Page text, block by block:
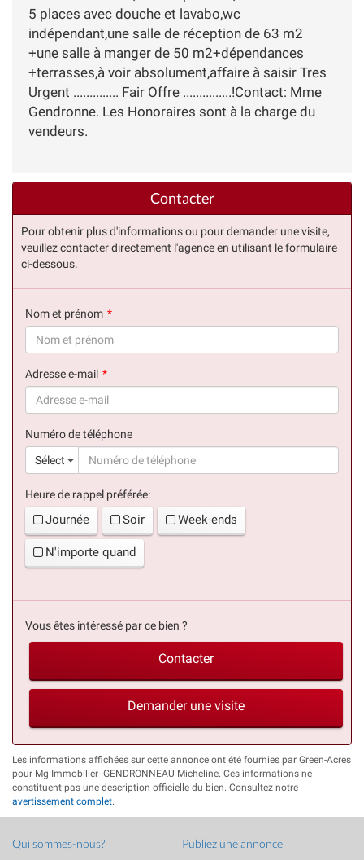
5 places avec douche et lavabo,wc
indépendant,une salle de réception de 63 m2
+une salle à manger de 50 m2+dépendances
+terrasses,à voir absolument,affaire à saisir Tres
Urgent .............. Fair Offre ...............!Contact: Mme
Gendronne. Les Honoraires sont à la charge du
vendeurs.
Contacter
Pour obtenir plus d'informations ou pour demander une visite,
veuillez contacter directement l'agence en utilisant le formulaire
ci-dessous.
Nom et prénom
Adresse e-mail
Numéro de téléphone
Sélect
Heure de rappel préférée:
Journée Soir Week-ends
N'importe quand
Vous êtes intéressé par ce bien ?
Contacter
Demander une visite
Les informations affichées sur cette annonce ont été fournies par Green-Acres
pour Mg Immobilier- GENDRONNEAU Micheline. Ces informations ne
constituent pas une description officielle du bien. Consultez notre
avertissement complet
Qui sommes-nous?
Publiez une annonce